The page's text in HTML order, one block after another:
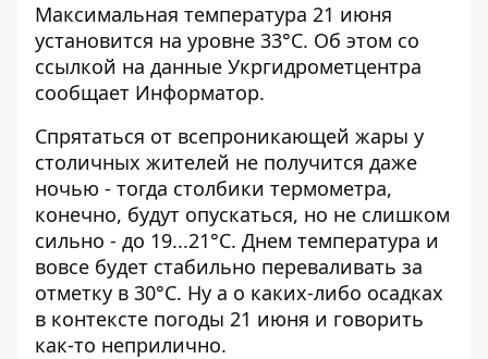
Максимальная температура 21 июня
установится на уровне 33°C. Об этом со
ссылкой на данные Укргидрометцентра
сообщает Информатор.
Спрятаться от всепроникающей жары у
столичных жителей не получится даже
ночью - тогда столбики термометра,
конечно, будут опускаться, но не слишком
сильно - до 19...21°C. Днем температура и
вовсе будет стабильно переваливать за
отметку в 30°C. Ну а о каких-либо осадках
в контексте погоды 21 июня и говорить
как-то неприлично.